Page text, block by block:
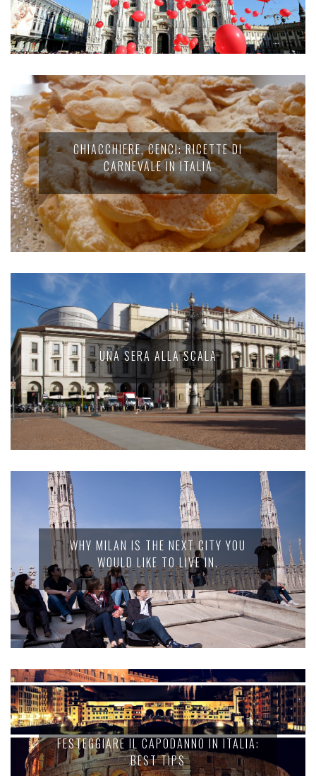
CHIACCHIERE, CENCI: RICETTE DI
CARNEVALE IN ITALIA
UNA SERA ALLA SCALA
WHY MILAN IS THE NEXT CITY YOU
WOULD LIKE TO LIVE IN.
FESTEGGIARE IL CAPODANNO IN ITALIA:
BEST TIPS